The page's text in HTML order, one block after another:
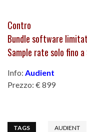
Contro
Bundle software
Sample rate solo fino a
Info: Audient
Prezzo: € 899
TAGS AUDIENT